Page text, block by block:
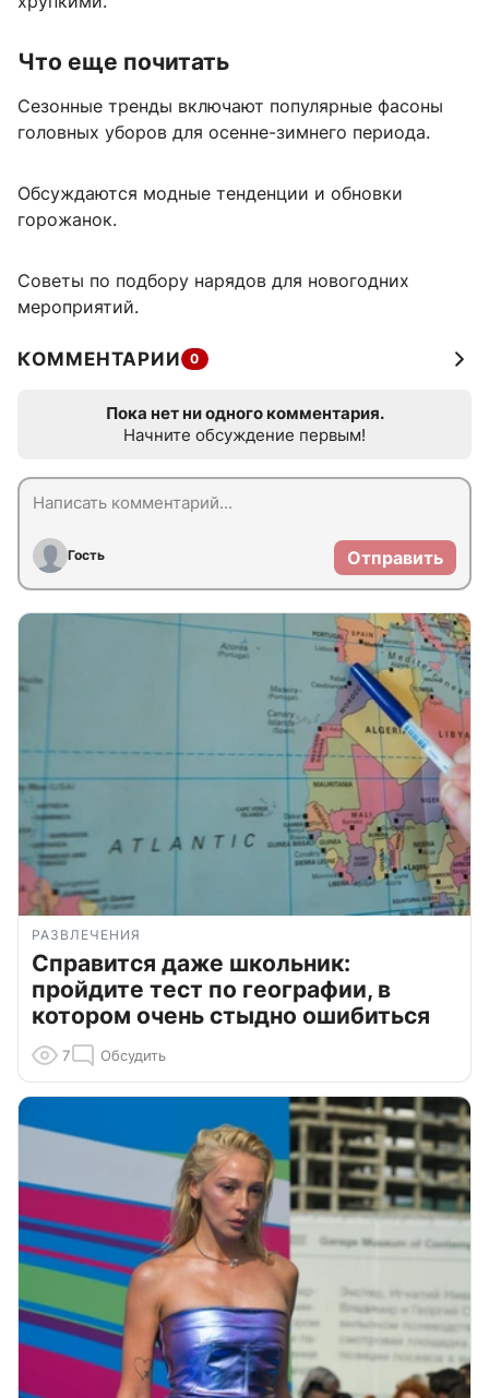
Что еще почитать
Сезонные тренды включают популярные фасоны
головных уборов для осенне-зимнего периода.
Обсуждаются модные тенденции и обновки
горожанок.
Советы по подбору нарядов для новогодних
мероприятий.
КОММЕНТАРИИ 0
Пока нет ни одного комментария.
Начните обсуждение первым!
Гость Отправить
РАЗВЛЕЧЕНИЯ
Справится даже школьник:
пройдите тест по географии, в
котором очень стыдно ошибиться
7 Обсудить